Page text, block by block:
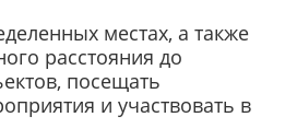
местах, а также
расстояния до
посещать
и участвовать в